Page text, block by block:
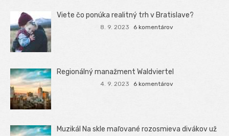
Viete čo ponúka realitný trh v Bratislave?
8. 9. 2023 6 komentárov
Regionálný manažment Waldviertel
4. 9. 2023 6 komentárov
Muzikál Na skle maľované rozosmieva divákov už